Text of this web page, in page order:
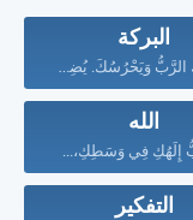
البركة
يُبَارِكُكَ الرَّبُّ وَيَحْرُسُكَ. يُضِيءُ...
الله
إِلَهُكِ فِي وَسَطِكِ،...
التفكير